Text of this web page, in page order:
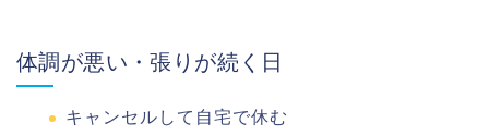
体調が悪い・張りが続く日
キャンセルして自宅で休む